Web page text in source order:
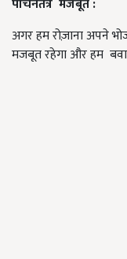
पाचनतंत्र मजबूत:
अगर हम रोज़ाना अपने
मजबूत रहेगा और हम